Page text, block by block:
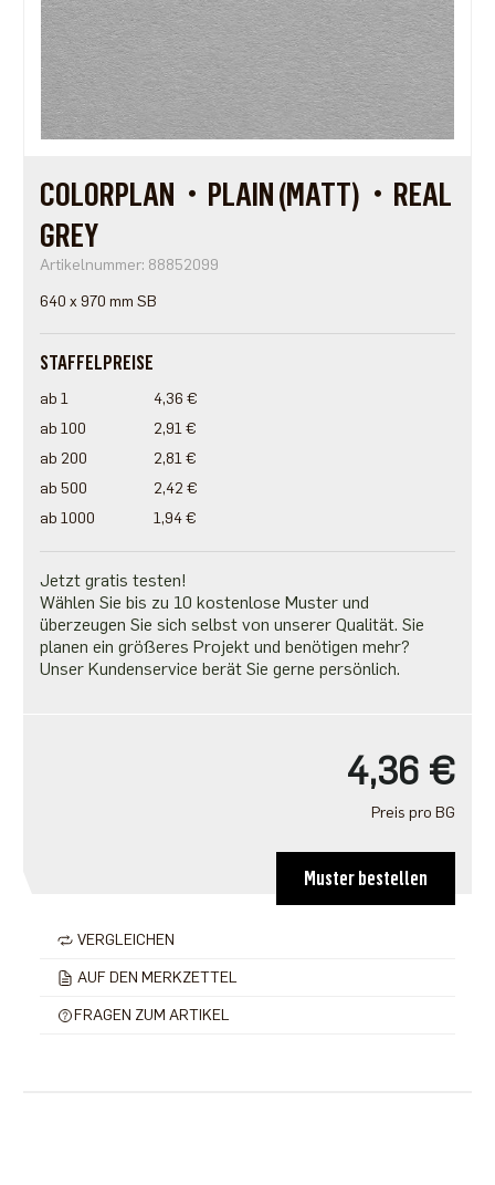
COLORPLAN・PLAIN (MATT)・REAL
GREY
Artikelnummer: 88852099
640 x 970 mm SB
STAFFELPREISE
ab 1
4,36 €
ab 100
2,91 €
ab 200
2,81 €
ab 500
2,42 €
ab 1000
1,94 €
Jetzt gratis testen!
Wählen Sie bis zu 10 kostenlose Muster und
überzeugen Sie sich selbst von unserer Qualität. Sie
planen ein größeres Projekt und benötigen mehr?
Unser Kundenservice berät Sie gerne persönlich.
4,36 €
Preis pro BG
Muster bestellen
VERGLEICHEN
AUF DEN MERKZETTEL
FRAGEN ZUM ARTIKEL